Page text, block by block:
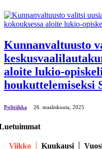
Kunnanvaltuusto
aloite lukio-
houkuttelemiseksi
Politiikka 26. maaliskuuta, 2025
Viikko Kuukausi